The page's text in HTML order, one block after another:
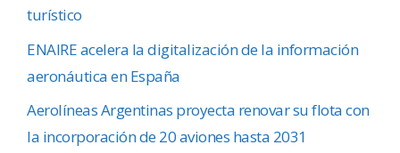
turístico
ENAIRE acelera la digitalización de la información
aeronáutica en España
Aerolíneas Argentinas proyecta renovar su flota con
la incorporación de 20 aviones hasta 2031